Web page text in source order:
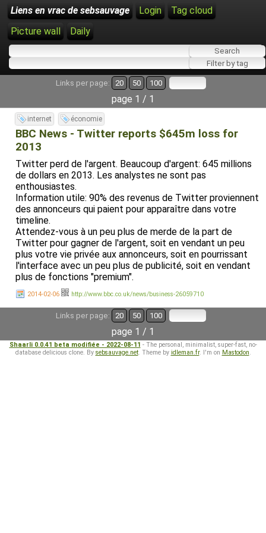
Liens en vrac de sebsauvage Login
Tag cloud
Picture wall
Daily
Links per page: 20 50 100
page 1 / 1
internet économie
BBC News - Twitter reports $645m loss for
2013
Twitter perd de l'argent. Beaucoup d'argent: 645 millions
de dollars en 2013. Les analystes ne sont pas
enthousiastes.
Information utile: 90% des revenus de Twitter proviennent
des annonceurs qui paient pour apparaître dans votre
timeline.
Attendez-vous à un peu plus de merde de la part de
Twitter pour gagner de l'argent, soit en vendant un peu
plus votre vie privée aux annonceurs, soit en pourrissant
l'interface avec un peu plus de publicité, soit en vendant
plus de fonctions "premium".
2014-02-06 http://www.bbc.co.uk/news/business-26059710
Links per page: 20 50 100
page 1 / 1
Shaarli 0.0.41 beta modifiée - 2022-08-11 - The personal, minimalist, super-fast, no-
database delicious clone. By sebsauvage.net. Theme by idleman.fr. I'm on Mastodon.